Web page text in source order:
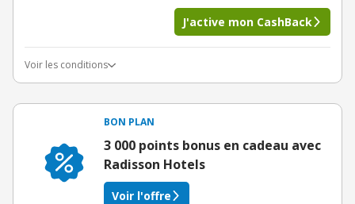
J'active mon CashBack
Voir les conditions
BON PLAN
3 000 points bonus en cadeau avec
Radisson Hotels
Voir l'offre